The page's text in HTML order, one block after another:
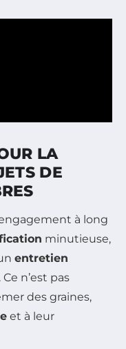
LA
DE
à long
minutieuse,
entretien
. Ce n’est pas
des graines,
et à leur